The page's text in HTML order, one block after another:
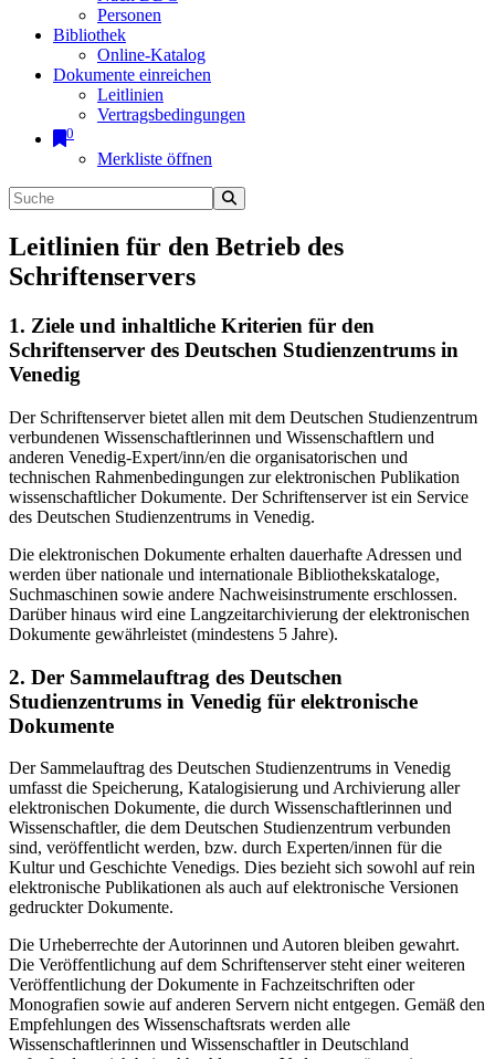
Personen
Bibliothek
Online-Katalog
Dokumente einreichen
Leitlinien
Vertragsbedingungen
0
Merkliste öffnen
Leitlinien für den Betrieb des
Schriftenservers
1. Ziele und inhaltliche Kriterien für den
Schriftenserver des Deutschen Studienzentrums in
Venedig
Der Schriftenserver bietet allen mit dem Deutschen Studienzentrum
verbundenen Wissenschaftlerinnen und Wissenschaftlern und
anderen Venedig-Expert/inn/en die organisatorischen und
technischen Rahmenbedingungen zur elektronischen Publikation
wissenschaftlicher Dokumente. Der Schriftenserver ist ein Service
des Deutschen Studienzentrums in Venedig.
Die elektronischen Dokumente erhalten dauerhafte Adressen und
werden über nationale und internationale Bibliothekskataloge,
Suchmaschinen sowie andere Nachweisinstrumente erschlossen.
Darüber hinaus wird eine Langzeitarchivierung der elektronischen
Dokumente gewährleistet (mindestens 5 Jahre).
2. Der Sammelauftrag des Deutschen
Studienzentrums in Venedig für elektronische
Dokumente
Der Sammelauftrag des Deutschen Studienzentrums in Venedig
umfasst die Speicherung, Katalogisierung und Archivierung aller
elektronischen Dokumente, die durch Wissenschaftlerinnen und
Wissenschaftler, die dem Deutschen Studienzentrum verbunden
sind, veröffentlicht werden, bzw. durch Experten/innen für die
Kultur und Geschichte Venedigs. Dies bezieht sich sowohl auf rein
elektronische Publikationen als auch auf elektronische Versionen
gedruckter Dokumente.
Die Urheberrechte der Autorinnen und Autoren bleiben gewahrt.
Die Veröffentlichung auf dem Schriftenserver steht einer weiteren
Veröffentlichung der Dokumente in Fachzeitschriften oder
Monografien sowie auf anderen Servern nicht entgegen. Gemäß den
Empfehlungen des Wissenschaftsrats werden alle
Wissenschaftlerinnen und Wissenschaftler in Deutschland